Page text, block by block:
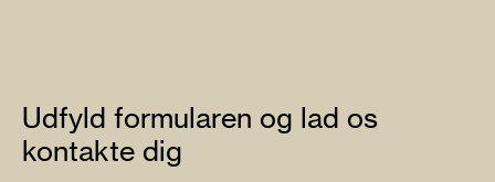
Udfyld formularen og lad os
kontakte dig